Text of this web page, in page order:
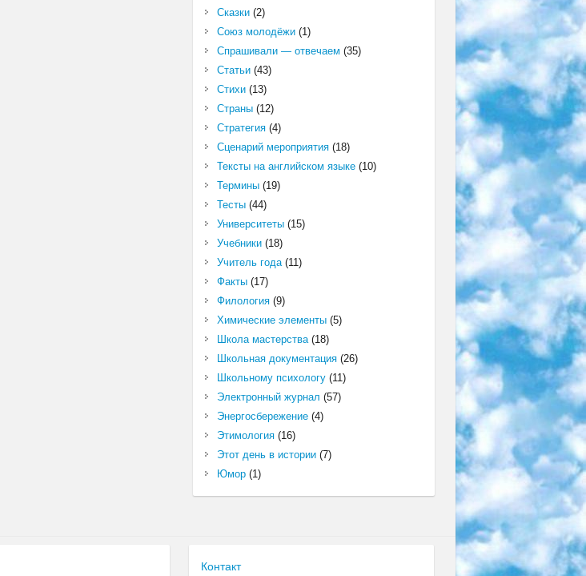
Сказки(2)
Союз молодёжи(1)
Спрашивали — отвечаем (35)
Статьи(43)
Стихи(13)
Страны(12)
Стратегия(4)
Сценарий мероприятия(18)
Тексты на английском языке(10)
Термины(19)
Тесты(44)
Университеты(15)
Учебники(18)
Учитель года(11)
Факты(17)
Филология(9)
Химические элементы(5)
Школа мастерства(18)
Школьная документация(26)
Школьному психологу(11)
Электронный журнал (57)
Энергосбережение(4)
Этимология(16)
Этот день в истории(7)
Юмор(1)
Контакт